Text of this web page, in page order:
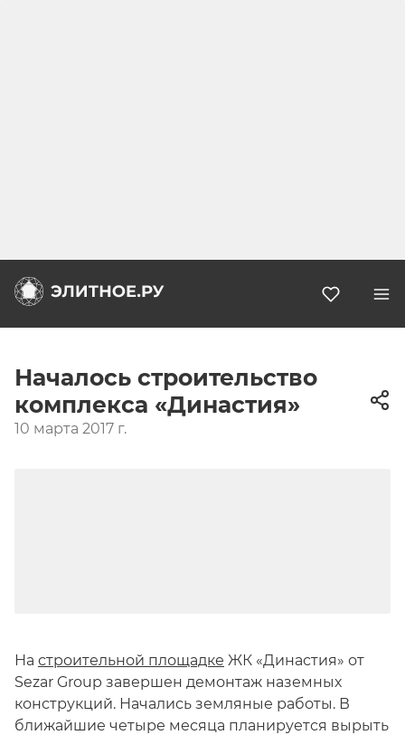
Началось строительство
комплекса «Династия»
10 марта 2017 г.
На строительной площадке ЖК «Династия» от
Sezar Group завершен демонтаж наземных
конструкций. Начались земляные работы. В
ближайшие четыре месяца планируется вырыть